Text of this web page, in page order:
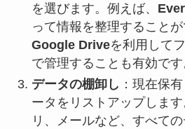
を選びます。例えば、
って情報を整理することが
Google Driveを利用して
で管理することも有効です
データの棚卸し ：現在保
ータをリストアップしま
リ、メールなど、すべて